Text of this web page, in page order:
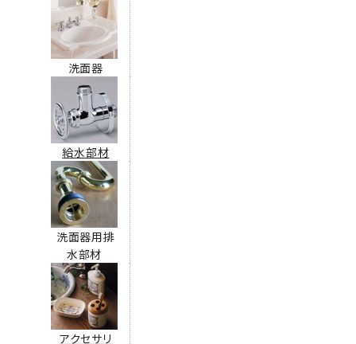
洗面器
給水部材
洗面器用排
水部材
アクセサリ